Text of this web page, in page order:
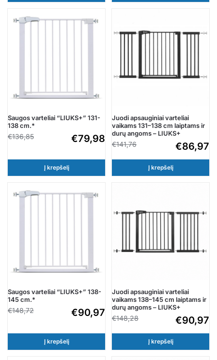
Saugos varteliai “LIUKS+” 131-
138 cm.*
€136,85 €79,98
Į krepšelį
Juodi apsauginiai varteliai
vaikams 131–138 cm laiptams ir
durų angoms – LIUKS+
€141,76 €86,97
Į krepšelį
Saugos varteliai “LIUKS+” 138-
145 cm.*
€148,72 €90,97
Į krepšelį
Juodi apsauginiai varteliai
vaikams 138–145 cm laiptams ir
durų angoms – LIUKS+
€148,28 €90,97
Į krepšelį